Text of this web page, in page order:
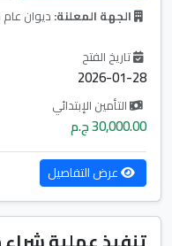
الجهة المعلنة: ديوان
تاريخ الفتح
2026-01-28
التأمين الإبتدائي
30,000.00 ج.م
عرض التفاصيل